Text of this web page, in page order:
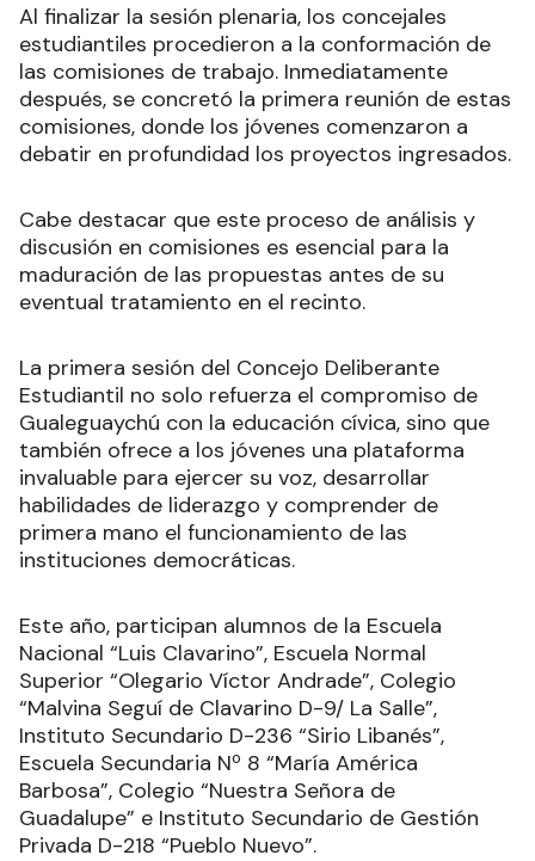
Al finalizar la sesión plenaria, los concejales
estudiantiles procedieron a la conformación de
las comisiones de trabajo. Inmediatamente
después, se concretó la primera reunión de estas
comisiones, donde los jóvenes comenzaron a
debatir en profundidad los proyectos ingresados.
Cabe destacar que este proceso de análisis y
discusión en comisiones es esencial para la
maduración de las propuestas antes de su
eventual tratamiento en el recinto.
La primera sesión del Concejo Deliberante
Estudiantil no solo refuerza el compromiso de
Gualeguaychú con la educación cívica, sino que
también ofrece a los jóvenes una plataforma
invaluable para ejercer su voz, desarrollar
habilidades de liderazgo y comprender de
primera mano el funcionamiento de las
instituciones democráticas.
Este año, participan alumnos de la Escuela
Nacional “Luis Clavarino”, Escuela Normal
Superior “Olegario Víctor Andrade”, Colegio
“Malvina Seguí de Clavarino D-9/ La Salle”,
Instituto Secundario D-236 “Sirio Libanés”,
Escuela Secundaria Nº 8 “María América
Barbosa”, Colegio “Nuestra Señora de
Guadalupe” e Instituto Secundario de Gestión
Privada D-218 “Pueblo Nuevo”.